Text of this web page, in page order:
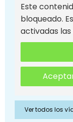
Este
bloqueado.
activadas las
Ver todos los